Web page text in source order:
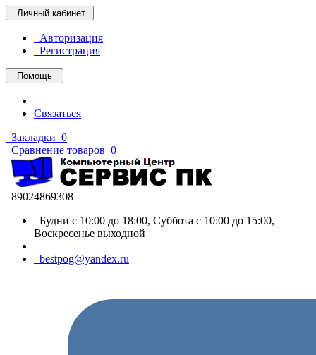
Личный кабинет
Авторизация
Регистрация
Помощь
Связаться
Закладки 0
Сравнение товаров 0
89024869308
Будни с 10:00 до 18:00, Суббота с 10:00 до 15:00,
Воскресенье выходной
bestpog@yandex.ru